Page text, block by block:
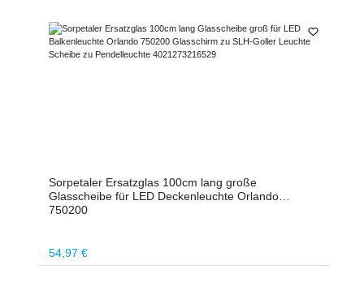
Sorpetaler Ersatzglas 100cm lang große
Glasscheibe für LED Deckenleuchte Orlando
750200
Regulärer Preis:
54,97 €